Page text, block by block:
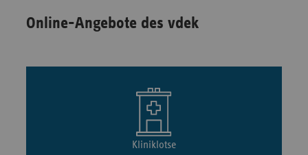
Online-Angebote des vdek
Kliniklotse